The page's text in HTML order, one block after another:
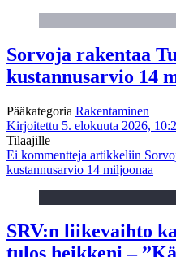
Sorvoja rakentaa
kustannusarvio 14
Pääkategoria Rakentaminen
Kirjoitettu 5. elokuuta 2026,
Tilaajille
Ei kommentteja artikkeliin
kustannusarvio 14 miljoonaa
SRV:n liikevaihto